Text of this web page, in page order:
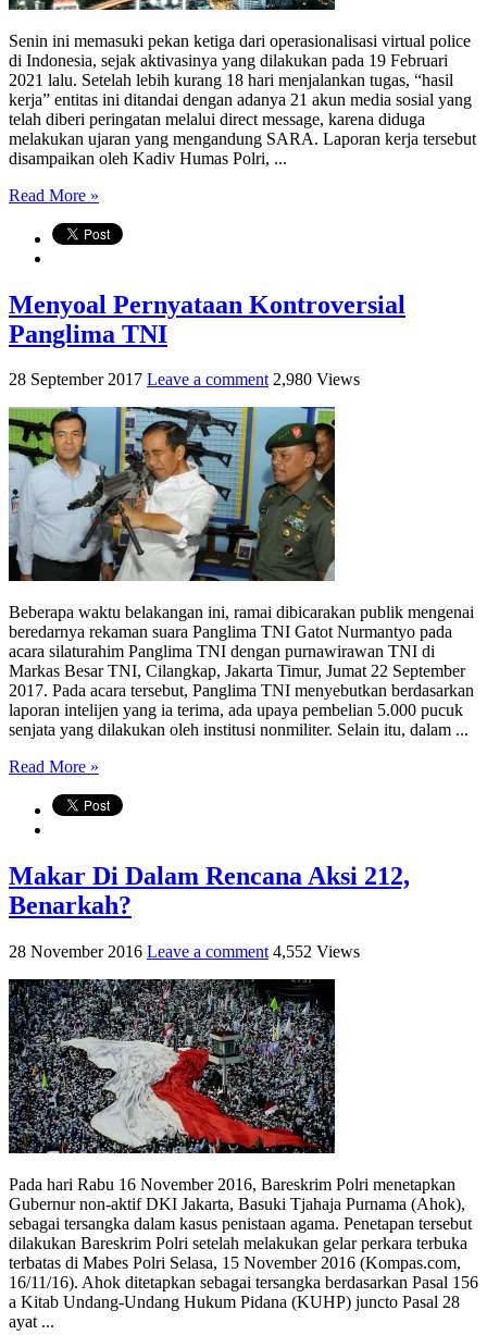
Senin ini memasuki pekan ketiga dari operasionalisasi virtual police
di Indonesia, sejak aktivasinya yang dilakukan pada 19 Februari
2021 lalu. Setelah lebih kurang 18 hari menjalankan tugas, “hasil
kerja” entitas ini ditandai dengan adanya 21 akun media sosial yang
telah diberi peringatan melalui direct message, karena diduga
melakukan ujaran yang mengandung SARA. Laporan kerja tersebut
disampaikan oleh Kadiv Humas Polri, ...
Read More »
Menyoal Pernyataan Kontroversial
Panglima TNI
28 September 2017 Leave a comment 2,980 Views
Beberapa waktu belakangan ini, ramai dibicarakan publik mengenai
beredarnya rekaman suara Panglima TNI Gatot Nurmantyo pada
acara silaturahim Panglima TNI dengan purnawirawan TNI di
Markas Besar TNI, Cilangkap, Jakarta Timur, Jumat 22 September
2017. Pada acara tersebut, Panglima TNI menyebutkan berdasarkan
laporan intelijen yang ia terima, ada upaya pembelian 5.000 pucuk
senjata yang dilakukan oleh institusi nonmiliter. Selain itu, dalam ...
Read More »
Makar Di Dalam Rencana Aksi 212,
Benarkah?
28 November 2016 Leave a comment 4,552 Views
Pada hari Rabu 16 November 2016, Bareskrim Polri menetapkan
Gubernur non-aktif DKI Jakarta, Basuki Tjahaja Purnama (Ahok),
sebagai tersangka dalam kasus penistaan agama. Penetapan tersebut
dilakukan Bareskrim Polri setelah melakukan gelar perkara terbuka
terbatas di Mabes Polri Selasa, 15 November 2016 (Kompas.com,
16/11/16). Ahok ditetapkan sebagai tersangka berdasarkan Pasal 156
a Kitab Undang-Undang Hukum Pidana (KUHP) juncto Pasal 28
ayat ...